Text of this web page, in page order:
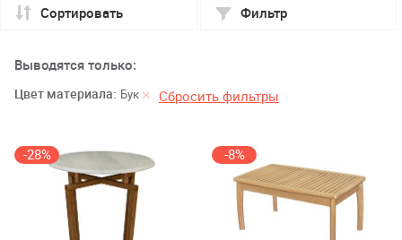
Сортировать Фильтр
Выводятся только:
Цвет материала: Бук Сбросить фильтры
-28% -8%